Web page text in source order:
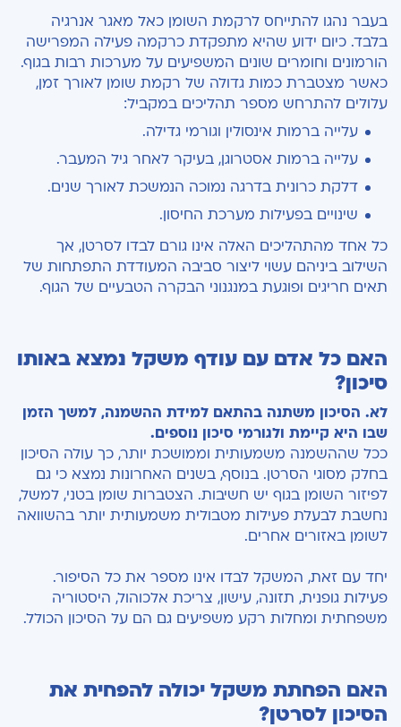
בעבר נהגו להתייחס לרקמת השומן כאל מאגר אנרגיה
בלבד. כיום ידוע שהיא מתפקדת כרקמה פעילה המפרישה
הורמונים וחומרים שונים המשפיעים על מערכות רבות בגוף.
כאשר מצטברת כמות גדולה של רקמת שומן לאורך זמן,
עלולים להתרחש מספר תהליכים במקביל:
עלייה ברמות אינסולין וגורמי גדילה.
עלייה ברמות אסטרוגן, בעיקר לאחר גיל המעבר.
דלקת כרונית בדרגה נמוכה הנמשכת לאורך שנים.
שינויים בפעילות מערכת החיסון.
כל אחד מהתהליכים האלה אינו גורם לבדו לסרטן, אך
השילוב ביניהם עשוי ליצור סביבה המעודדת התפתחות של
תאים חריגים ופוגעת במנגנוני הבקרה הטבעיים של הגוף.
האם כל אדם עם עודף משקל נמצא באותו
סיכון?
לא. הסיכון משתנה בהתאם למידת ההשמנה, למשך הזמן
שבו היא קיימת ולגורמי סיכון נוספים.
ככל שההשמנה משמעותית וממושכת יותר, כך עולה הסיכון
בחלק מסוגי הסרטן. בנוסף, בשנים האחרונות נמצא כי גם
לפיזור השומן בגוף יש חשיבות. הצטברות שומן בטני, למשל,
נחשבת לבעלת פעילות מטבולית משמעותית יותר בהשוואה
לשומן באזורים אחרים.
יחד עם זאת, המשקל לבדו אינו מספר את כל הסיפור.
פעילות גופנית, תזונה, עישון, צריכת אלכוהול, היסטוריה
משפחתית ומחלות רקע משפיעים גם הם על הסיכון הכולל.
האם הפחתת משקל יכולה להפחית את
הסיכון לסרטן?